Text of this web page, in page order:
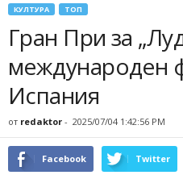
КУЛТУРА ТОП
Гран При за
международен
Испания
от redaktor - 2025/07/04 1:42:56 PM
Facebook Twitter